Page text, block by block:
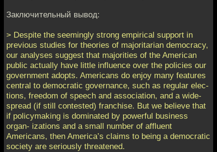
Заключительный вывод:
> Despite the seemingly strong empirical support in
previous studies for theories of majoritarian democracy,
our analyses suggest that majorities of the American
public actually have little influence over the policies our
government adopts. Americans do enjoy many features
central to democratic governance, such as regular elec-
tions, freedom of speech and association, and a wide-
spread (if still contested) franchise. But we believe that
if policymaking is dominated by powerful business
organ- izations and a small number of affluent
Americans, then America’s claims to being a democratic
society are seriously threatened.